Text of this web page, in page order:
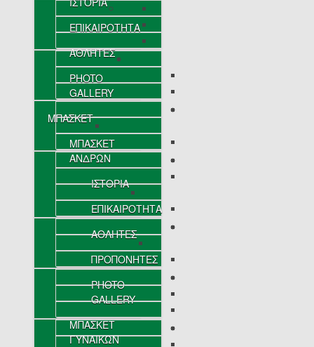
ΕΠΙΚΑΙΡΟΤΗΤΑ
ΑΘΛΗΤΕΣ
PHOTO
GALLERY
ΜΠΑΣΚΕΤ
ΜΠΑΣΚΕΤ
ΑΝΔΡΩΝ
ΙΣΤΟΡΙΑ
ΕΠΙΚΑΙΡΟΤΗΤΑ
ΑΘΛΗΤΕΣ
ΠΡΟΠΟΝΗΤΕΣ
PHOTO
GALLERY
ΜΠΑΣΚΕΤ
ΓΥΝΑΙΚΩΝ